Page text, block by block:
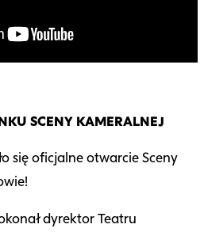
SCENY KAMERALNEJ
się oficjalne otwarcie Sceny
dyrektor Teatru